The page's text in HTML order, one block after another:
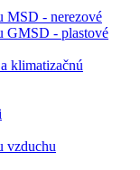
MSD - nerezové
GMSD - plastové
klimatizačnú
vzduchu